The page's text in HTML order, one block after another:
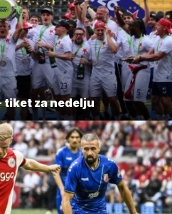
tiket za nedelju